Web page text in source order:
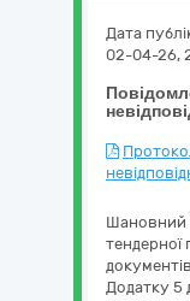
Дата
02-04-26,
Шановний
тендерної
Додатку 5